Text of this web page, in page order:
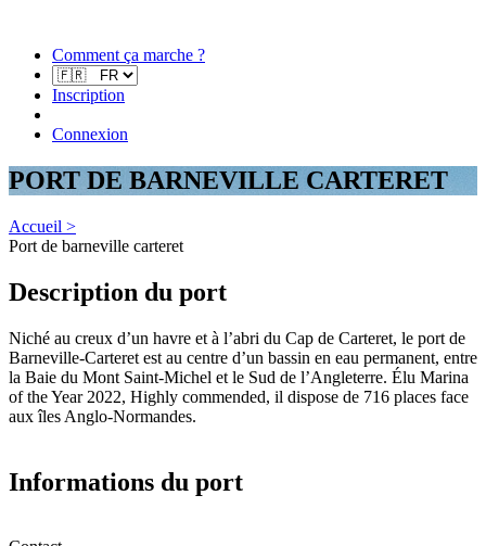
Comment ça marche ?
Inscription
Connexion
PORT DE BARNEVILLE CARTERET
Accueil >
Port de barneville carteret
Description du port
Niché au creux d’un havre et à l’abri du Cap de Carteret, le port de
Barneville-Carteret est au centre d’un bassin en eau permanent, entre
la Baie du Mont Saint-Michel et le Sud de l’Angleterre. Élu Marina
of the Year 2022, Highly commended, il dispose de 716 places face
aux îles Anglo-Normandes.
Informations du port